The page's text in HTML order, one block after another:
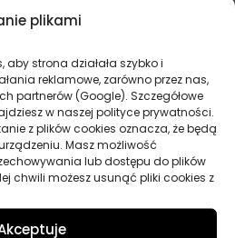
plikami
aby strona działała szybko i
reklamowe, zarówno przez nas,
partnerów (Google). Szczegółowe
w naszej polityce prywatności.
z plików cookies oznacza, że będą
Masz możliwość
lub dostępu do plików
chwili możesz usunąć pliki cookies z
temp. 40°C: 104,5 mm²/s
100°C: 11,3 mm²/s
27°C
hydrauliczny
(letni)
and Drive Train Oil)